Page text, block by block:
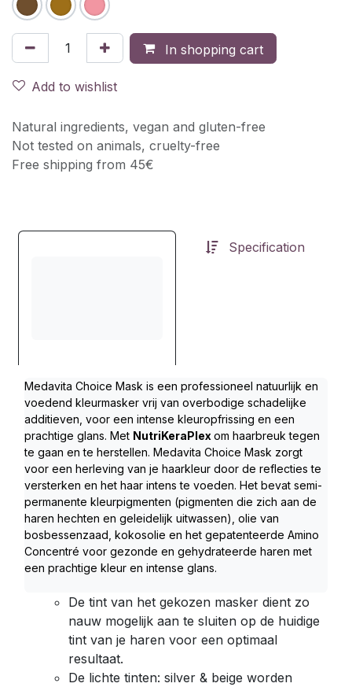
In shopping cart
Add to wishlist
Natural ingredients, vegan and gluten-free
Not tested on animals, cruelty-free
Free shipping from 45€
Specification
Medavita Choice Mask is een professioneel natuurlijk en
voedend kleurmasker vrij van overbodige schadelijke
additieven, voor een intense kleuropfrissing en een
prachtige glans. Met NutriKeraPlex om haarbreuk tegen
te gaan en te herstellen. Medavita Choice Mask zorgt
voor een herleving van je haarkleur door de reflecties te
versterken en het haar intens te voeden. Het bevat semi-
permanente kleurpigmenten (pigmenten die zich aan de
haren hechten en geleidelijk uitwassen), olie van
bosbessenzaad, kokosolie en het gepatenteerde Amino
Concentré voor gezonde en gehydrateerde haren met
een prachtige kleur en intense glans.
De tint van het gekozen masker dient zo
nauw mogelijk aan te sluiten op de huidige
tint van je haren voor een optimaal
resultaat.
De lichte tinten: silver & beige worden